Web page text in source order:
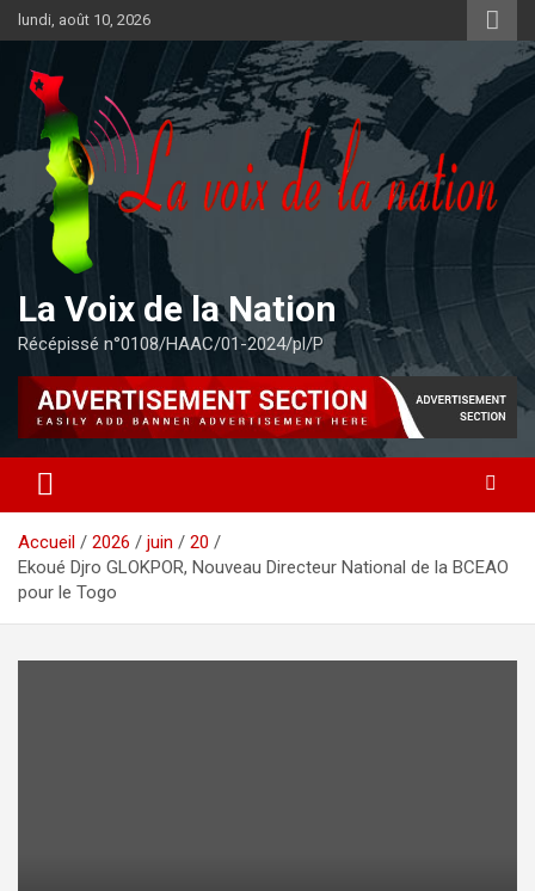
Aller
au
contenu
lundi, août 10, 2026
La Voix de la Nation
Récépissé n°0108/HAAC/01-2024/pl/P
Accueil 2026 juin
20
Ekoué Djro GLOKPOR, Nouveau Directeur National de la BCEAO
pour le Togo